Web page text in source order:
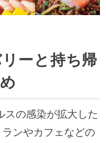
ーと持ち帰
スの感染が拡大した
ンやカフェなどの